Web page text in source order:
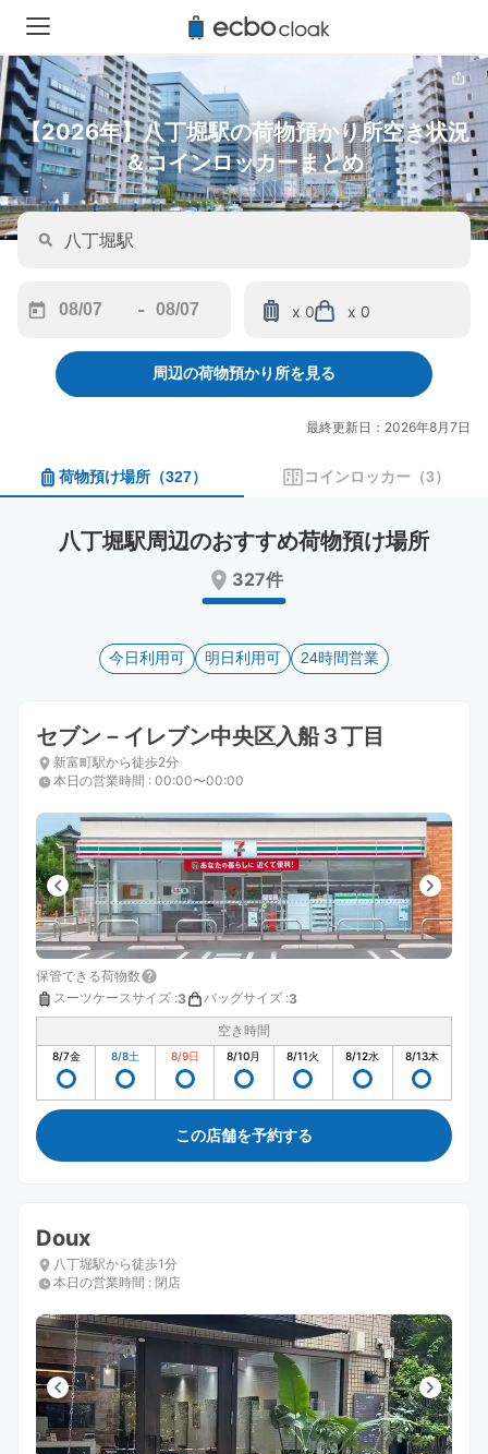
【2026年】八丁堀駅の荷物預かり所空き状況
＆コインロッカーまとめ
forward
interact
calendar
and
a
date.
the
keyboard
shortcuts
for
changing
dates.
-
backward
to
interact
and
a
date.
mark
key
the
keyboard
shortcuts
for
changing
dates.
x 0 x 0
周辺の荷物預かり所を見る
最終更新日：2026年8月7日
荷物預け場所 （327） コインロッカー （3）
八丁堀駅周辺のおすすめ荷物預け場所
327件
今日利用可 明日利用可 24時間営業
セブン－イレブン中央区入船３丁目
新富町駅から徒歩2分
本日の営業時間 : 00:00〜00:00
保管できる荷物数
スーツケースサイズ :3 バッグサイズ :3
空き時間
8/7金 8/8土 8/9日 8/10月 8/11火 8/12水 8/13木
この店舗を予約する
Doux
八丁堀駅から徒歩1分
本日の営業時間 : 閉店